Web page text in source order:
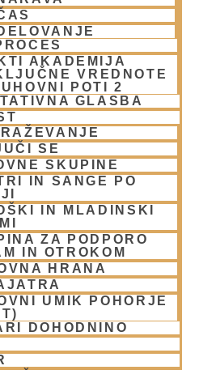
AKADEMIJA
VREDNOTE
POTI 2
GLASBA
SE
SKUPINE
IN SANGE PO
IN MLADINSKI
ZA PODPORO
IN OTROKOM
HRANA
UMIK POHORJE
DOHODNINO